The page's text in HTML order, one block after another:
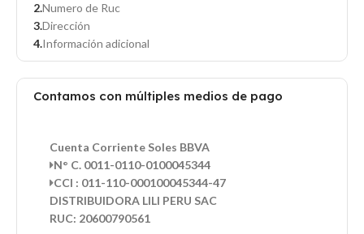
Numero de Ruc
Dirección
Información adicional
Contamos con múltiples medios de pago
Cuenta Corriente Soles BBVA
N° C. 0011-0110-0100045344
CCI : 011-110-000100045344-47
DISTRIBUIDORA LILI PERU SAC
RUC: 20600790561